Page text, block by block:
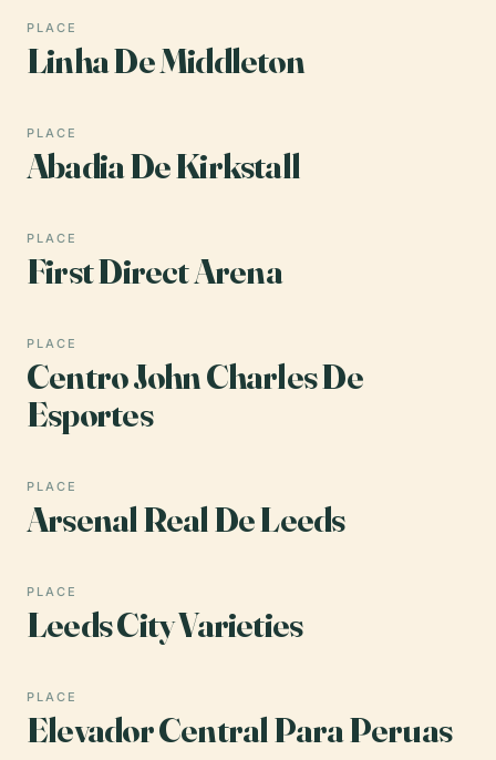
PLACE
Linha De Middleton
PLACE
Abadia De Kirkstall
PLACE
First Direct Arena
PLACE
Centro John Charles De
Esportes
PLACE
Arsenal Real De Leeds
PLACE
Leeds City Varieties
PLACE
Elevador Central Para Peruas